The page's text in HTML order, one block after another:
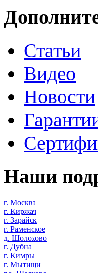
Статьи
Видео
Новости
Наши
г. Москва
г. Киржач
г. Зарайск
г. Раменское
д. Шолохово
г. Дубна
г. Кимры
г. Мытищи